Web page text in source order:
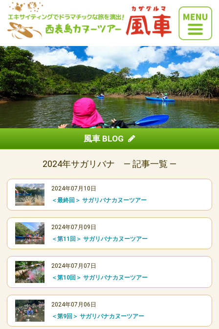
風車 BLOG
2024年サガリバナ ― 記事一覧 ―
2024年07月10日
＜最終回＞ サガリバナカヌーツアー
2024年07月09日
＜第11回＞ サガリバナカヌーツアー
2024年07月07日
＜第10回＞ サガリバナカヌーツアー
2024年07月06日
＜第9回＞ サガリバナカヌーツアー